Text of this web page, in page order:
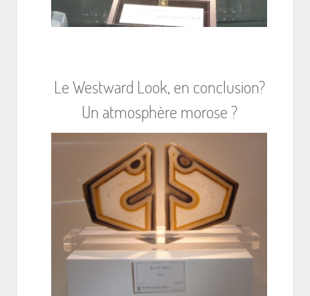
Le Westward Look, en conclusion?
Un atmosphère morose ?